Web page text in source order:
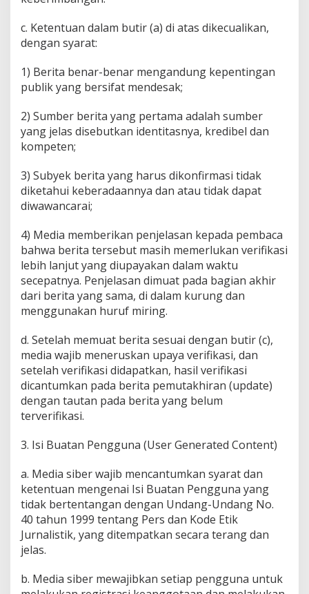
c. Ketentuan dalam butir (a) di atas dikecualikan,
dengan syarat:
1) Berita benar-benar mengandung kepentingan
publik yang bersifat mendesak;
2) Sumber berita yang pertama adalah sumber
yang jelas disebutkan identitasnya, kredibel dan
kompeten;
3) Subyek berita yang harus dikonfirmasi tidak
diketahui keberadaannya dan atau tidak dapat
diwawancarai;
4) Media memberikan penjelasan kepada pembaca
bahwa berita tersebut masih memerlukan verifikasi
lebih lanjut yang diupayakan dalam waktu
secepatnya. Penjelasan dimuat pada bagian akhir
dari berita yang sama, di dalam kurung dan
menggunakan huruf miring.
d. Setelah memuat berita sesuai dengan butir (c),
media wajib meneruskan upaya verifikasi, dan
setelah verifikasi didapatkan, hasil verifikasi
dicantumkan pada berita pemutakhiran (update)
dengan tautan pada berita yang belum
terverifikasi.
3. Isi Buatan Pengguna (User Generated Content)
a. Media siber wajib mencantumkan syarat dan
ketentuan mengenai Isi Buatan Pengguna yang
tidak bertentangan dengan Undang-Undang No.
40 tahun 1999 tentang Pers dan Kode Etik
Jurnalistik, yang ditempatkan secara terang dan
jelas.
b. Media siber mewajibkan setiap pengguna untuk